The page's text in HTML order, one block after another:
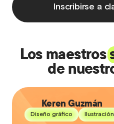
Inscribirse a
Los maestros
de
Keren Guzmán
Diseño gráfico Ilustración
Keren Guzmán
"¡Hola! Soy Keren